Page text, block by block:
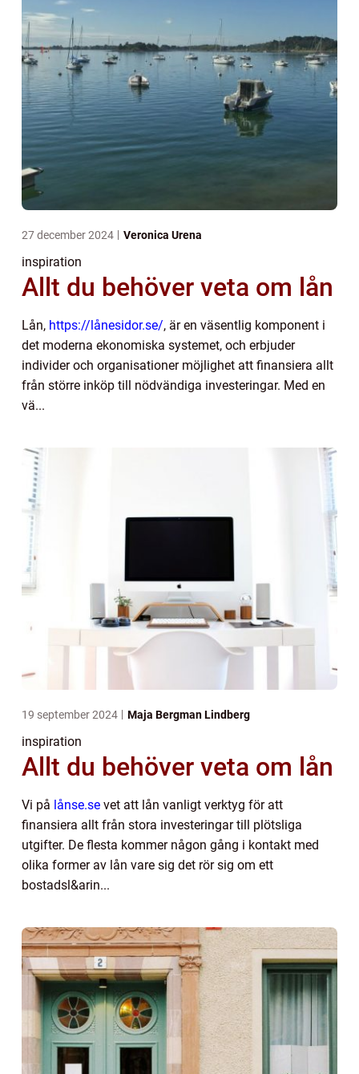
27 december 2024 Veronica Urena
inspiration
Allt du behöver veta om lån
Lån, https://lånesidor.se/, är en väsentlig komponent i
det moderna ekonomiska systemet, och erbjuder
individer och organisationer möjlighet att finansiera allt
från större inköp till nödvändiga investeringar. Med en
vä...
19 september 2024 Maja Bergman Lindberg
inspiration
Allt du behöver veta om lån
Vi på lånse.se vet att lån vanligt verktyg för att
finansiera allt från stora investeringar till plötsliga
utgifter. De flesta kommer någon gång i kontakt med
olika former av lån vare sig det rör sig om ett
bostadsl&arin...